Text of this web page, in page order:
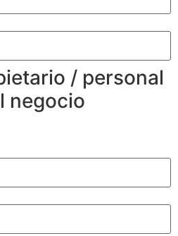
/ personal
negocio